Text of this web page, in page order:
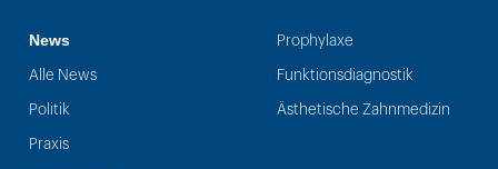
News
Alle News
Politik
Praxis
Prophylaxe
Funktionsdiagnostik
Ästhetische Zahnmedizin